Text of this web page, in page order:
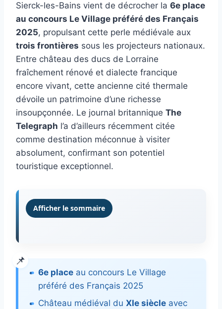
Sierck-les-Bains vient de décrocher la 6e place
au concours Le Village préféré des Français
2025, propulsant cette perle médiévale aux
trois frontières sous les projecteurs nationaux.
Entre château des ducs de Lorraine
fraîchement rénové et dialecte francique
encore vivant, cette ancienne cité thermale
dévoile un patrimoine d’une richesse
insoupçonnée. Le journal britannique The
Telegraph l’a d’ailleurs récemment citée
comme destination méconnue à visiter
absolument, confirmant son potentiel
touristique exceptionnel.
Afficher le sommaire
6e place au concours Le Village
préféré des Français 2025
Château médiéval du XIe siècle avec